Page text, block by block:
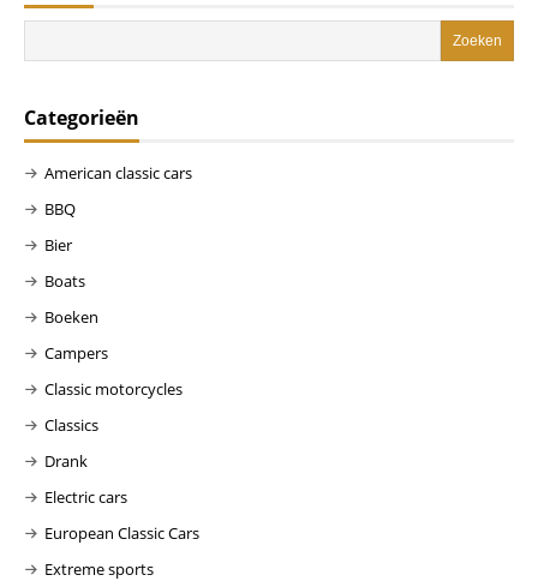
Categorieën
American classic cars
BBQ
Bier
Boats
Boeken
Campers
Classic motorcycles
Classics
Drank
Electric cars
European Classic Cars
Extreme sports